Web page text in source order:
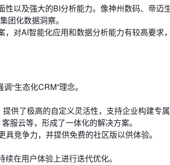
性以及强大的BI分析能力。像神州数码、帝迈
团化数据洞察。
，对AI智能化应用和数据分析能力有较高要求
“生态化CRM”理念。
供了极高的自定义灵活性，支持企业构建专属
服云等，形成了一体化的解决方案。
竞争力，并提供免费的社区版以供体验。
在用户体验上进行迭代优化。